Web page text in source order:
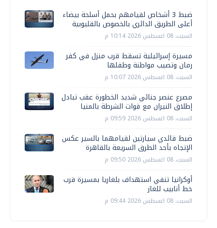
ضبط 3 أشخاص لقيامهم بحمل أسلحة بيضاء
أعلى الطريق الدائري بالخصوص بالقليوبية
السبت، 08 اغسطس 2026 10:14 م
مسيرة إسرائيلية تسقط قرب منزل في كفر
رمان وتصيب مواطنة وطفلها
السبت، 08 اغسطس 2026 10:07 م
مصرع عنصر جنائي شديد الخطورة عقب تبادل
إطلاق النيران مع قوات الشرطة بالمنيا
السبت، 08 اغسطس 2026 09:59 م
ضبط قائدي سيارتين لقيامهما بالسير عكس
الإتجاه بأحد الطرق السريعة بالقاهرة
السبت، 08 اغسطس 2026 09:50 م
أوكرانيا تنفي استهداف بلغاريا بمسيرة قرب
خط أنابيب للغاز
السبت، 08 اغسطس 2026 09:44 م